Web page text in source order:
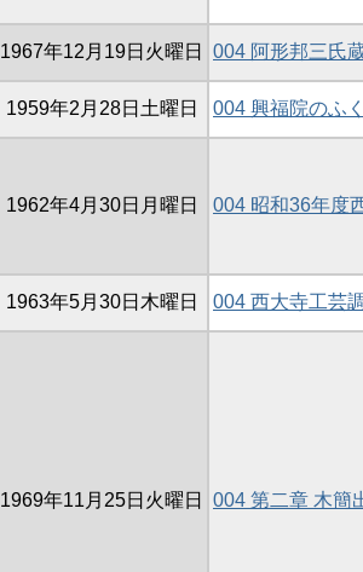
1967年12月19日火曜日 004 阿形邦三氏
1959年2月28日土曜日 004 興福院のふ
1962年4月30日月曜日 004 昭和36年度
1963年5月30日木曜日 004 西大寺工芸
1969年11月25日火曜日 004 第二章 木簡